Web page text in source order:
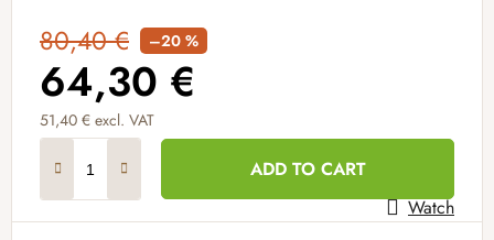
80,40 € –20 %
64,30 €
51,40 € excl. VAT
ADD TO CART
Watch